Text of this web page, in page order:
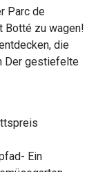
Parc de
Botté zu wagen!
die
Der gestiefelte
Ein